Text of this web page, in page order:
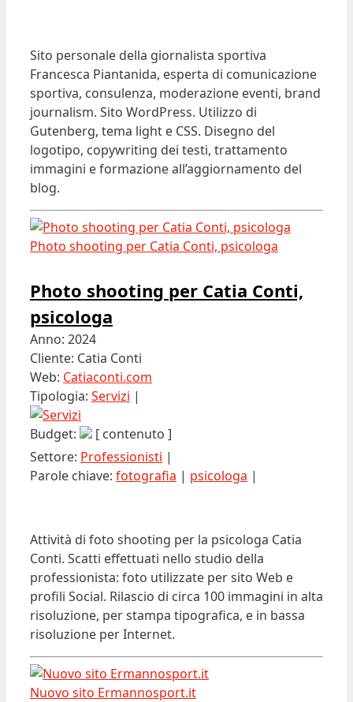
Sito personale della giornalista sportiva
Francesca Piantanida, esperta di comunicazione
sportiva, consulenza, moderazione eventi, brand
journalism. Sito WordPress. Utilizzo di
Gutenberg, tema light e CSS. Disegno del
logotipo, copywriting dei testi, trattamento
immagini e formazione all’aggiornamento del
blog.
Photo shooting per Catia Conti, psicologa
Photo shooting per Catia Conti,
psicologa
Anno: 2024
Cliente: Catia Conti
Web: Catiaconti.com
Tipologia: Servizi |
Budget:
[ contenuto ]
Settore: Professionisti |
Parole chiave: fotografia | psicologa |
Attività di foto shooting per la psicologa Catia
Conti. Scatti effettuati nello studio della
professionista: foto utilizzate per sito Web e
profili Social. Rilascio di circa 100 immagini in alta
risoluzione, per stampa tipografica, e in bassa
risoluzione per Internet.
Nuovo sito Ermannosport.it